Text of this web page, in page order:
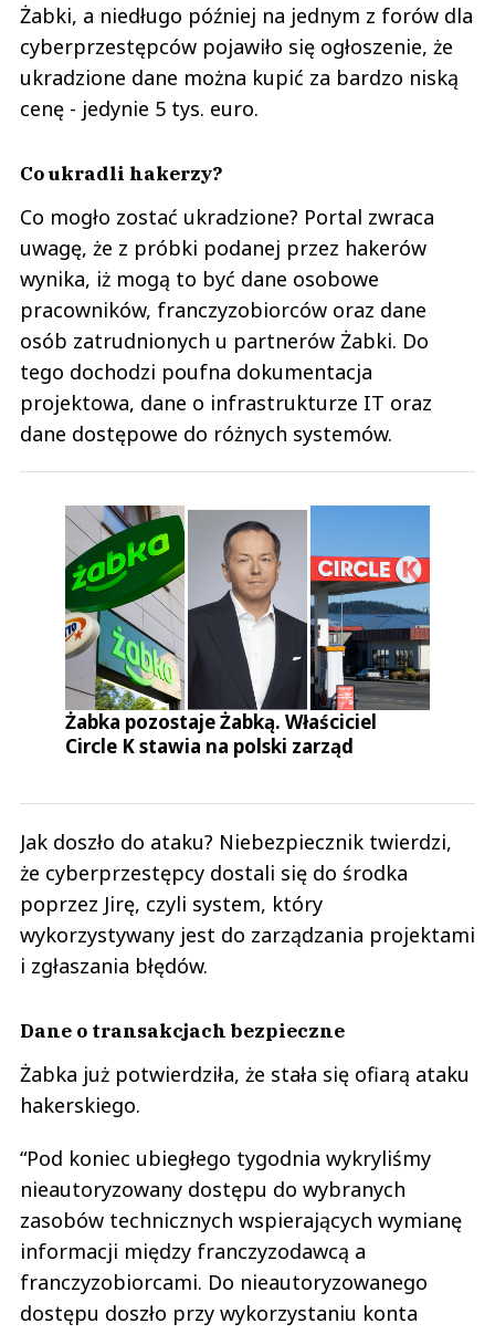
Żabki, a niedługo później na jednym z forów dla
cyberprzestępców pojawiło się ogłoszenie, że
ukradzione dane można kupić za bardzo niską
cenę - jedynie 5 tys. euro.
Co ukradli hakerzy?
Co mogło zostać ukradzione? Portal zwraca
uwagę, że z próbki podanej przez hakerów
wynika, iż mogą to być dane osobowe
pracowników, franczyzobiorców oraz dane
osób zatrudnionych u partnerów Żabki. Do
tego dochodzi poufna dokumentacja
projektowa, dane o infrastrukturze IT oraz
dane dostępowe do różnych systemów.
Żabka pozostaje Żabką. Właściciel
Circle K stawia na polski zarząd
Jak doszło do ataku? Niebezpiecznik twierdzi,
że cyberprzestępcy dostali się do środka
poprzez Jirę, czyli system, który
wykorzystywany jest do zarządzania projektami
i zgłaszania błędów.
Dane o transakcjach bezpieczne
Żabka już potwierdziła, że stała się ofiarą ataku
hakerskiego.
“Pod koniec ubiegłego tygodnia wykryliśmy
nieautoryzowany dostępu do wybranych
zasobów technicznych wspierających wymianę
informacji między franczyzodawcą a
franczyzobiorcami. Do nieautoryzowanego
dostępu doszło przy wykorzystaniu konta